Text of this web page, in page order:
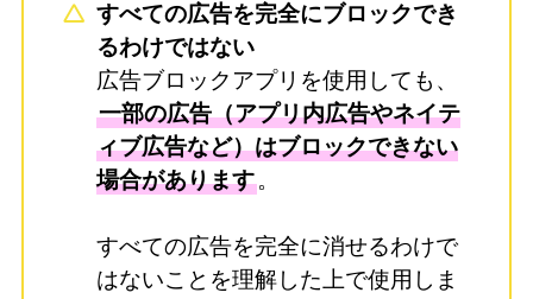
すべての広告を完全にブロックでき
るわけではない
広告ブロックアプリを使用しても、
一部の広告（アプリ内広告やネイテ
ィブ広告など）はブロックできない
場合があります。
すべての広告を完全に消せるわけで
はないことを理解した上で使用しま